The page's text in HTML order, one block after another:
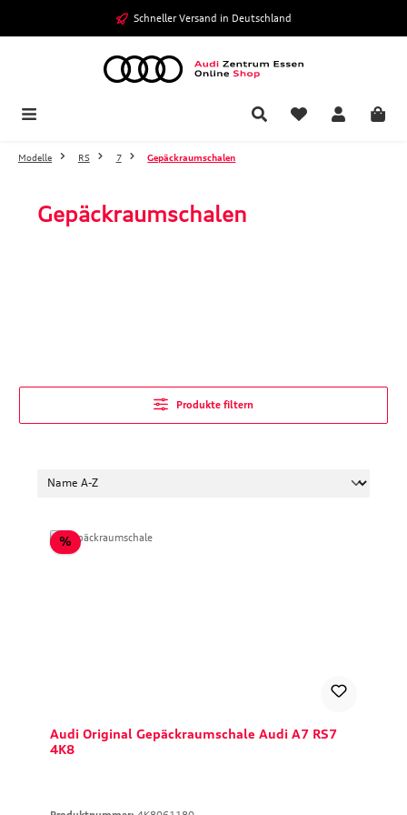
Zum Hauptinhalt springen Schneller Versand in Deutschland
Modelle RS 7 Gepäckraumschalen
Gepäckraumschalen
Produkte filtern
%Rabatt
Audi Original Gepäckraumschale Audi A7 RS7
4K8